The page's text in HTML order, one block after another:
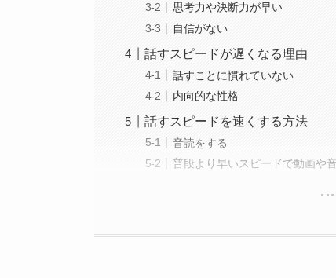
思考力や決断力が早い
自信がない
話すスピードが遅くなる理由
話すことに慣れていない
内向的な性格
話すスピードを速くする方法
音読をする
普段より早いスピードで動画や